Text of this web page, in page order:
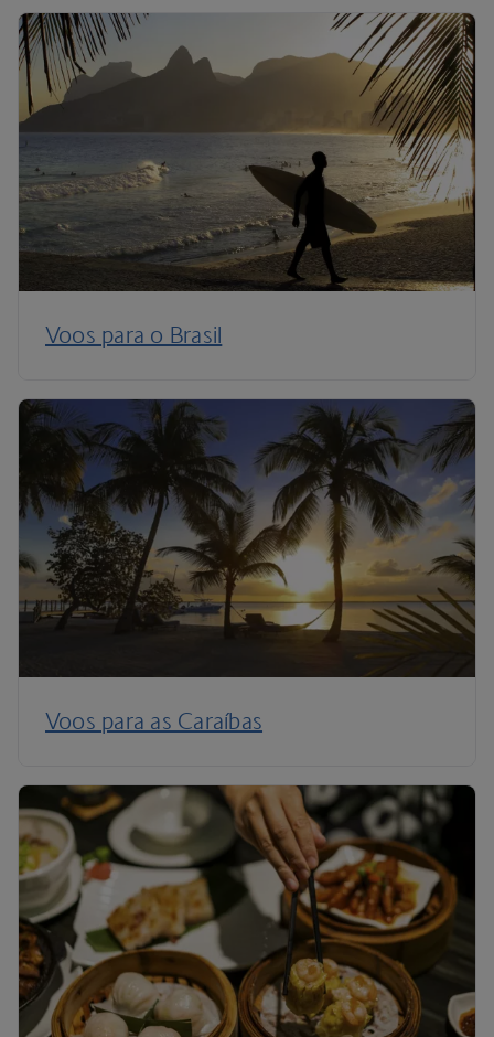
Voos para o Brasil
Voos para as Caraíbas